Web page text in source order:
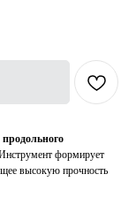
продольного
формирует
высокую прочность